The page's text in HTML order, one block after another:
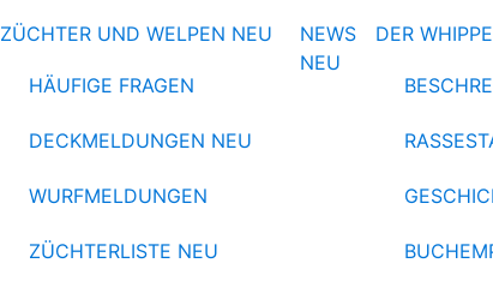
ZÜCHTER UND WELPEN NEU
HÄUFIGE FRAGEN
DECKMELDUNGEN NEU
WURFMELDUNGEN
ZÜCHTERLISTE NEU
NEWS
NEU
DER